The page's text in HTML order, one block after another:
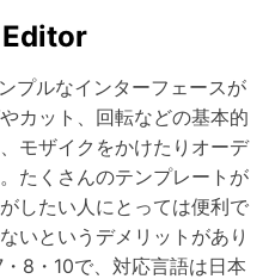
プルなインターフェースが
カット、回転などの基本的
モザイクをかけたりオーデ
たくさんのテンプレートが
したい人にとっては便利で
いというデメリットがあり
8・10で、対応言語は日本